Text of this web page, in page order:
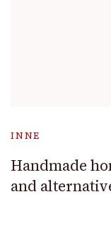
INNE
Handmade
and